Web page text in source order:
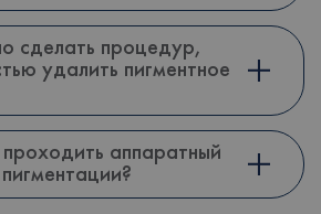
сделать процедур,
удалить пигментное
аппаратный